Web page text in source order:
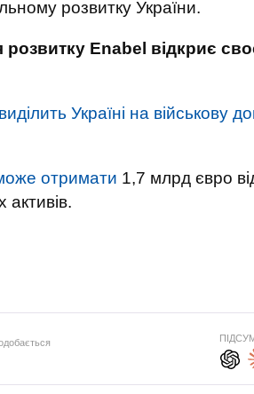
розвитку України.
розвитку Enabel відкриє
виділить Україні на військову
отримати 1,7 млрд євро
активів.